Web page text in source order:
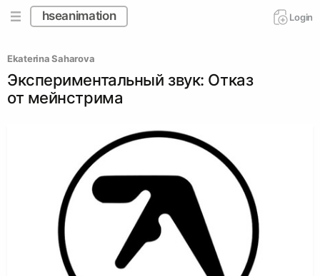
hseanimation Login
Ekaterina Saharova
Экспериментальный звук: Отказ
от мейнстрима